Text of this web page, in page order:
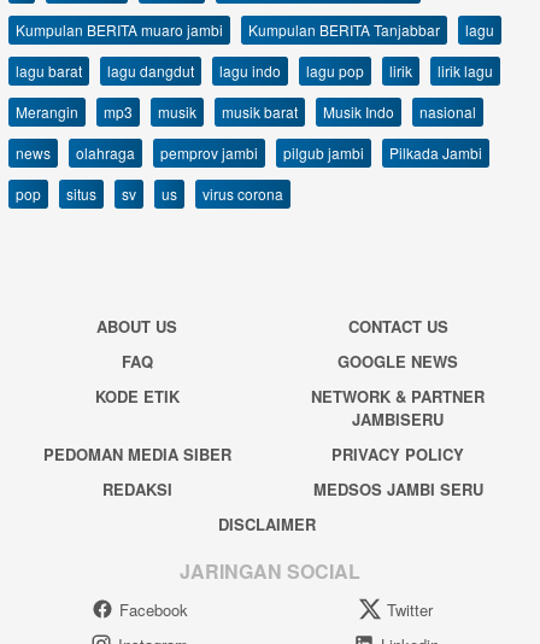
Kumpulan BERITA muaro jambi
Kumpulan BERITA Tanjabbar
lagu
lagu barat
lagu dangdut lagu indo lagu pop lirik
lirik lagu
Merangin
mp3 musik musik barat Musik Indo
nasional
news
olahraga pemprov jambi pilgub jambi
Pilkada Jambi
pop
situs sv us virus corona
ABOUT US
CONTACT US
FAQ
GOOGLE NEWS
KODE ETIK
NETWORK & PARTNER
JAMBISERU
PEDOMAN MEDIA SIBER
PRIVACY POLICY
REDAKSI
MEDSOS JAMBI SERU
DISCLAIMER
JARINGAN SOCIAL
Facebook
Twitter